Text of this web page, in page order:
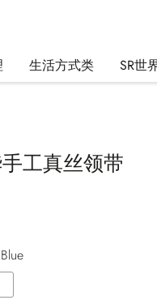
生活方式类 SR世
工真丝领带
blue